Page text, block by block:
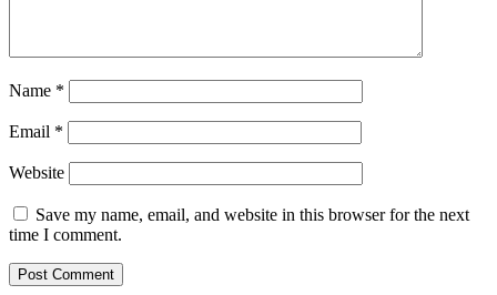
Name *
Email *
Website
Save my name, email, and website in this browser for the next
time I comment.